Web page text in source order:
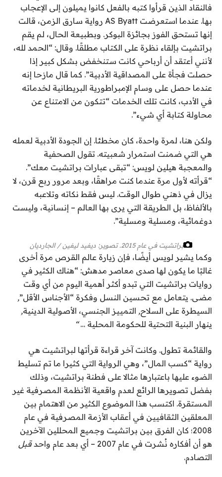
فالنقاد الذين قرأوا كتبه بالفعل كانوا يميلون إلى الإعجاب
بها. عندما استعرضت AS Byatt رواية سارق الزمن، قالت
إنها تستحق الفوز بجائزة البوكر. وبطبيعة الحال، لم يقم
براتشيت بإلقاء نظرة على الكتاب مطلقًا. وقال: “الحمد لله،
لأنني أعتقد أن أرباحي كانت ستنخفض بشكل كبير إذا
حصلت فجأة على المصداقية الأدبية”. كما قال مازحا إنه
عندما حصل على وسام الإمبراطورية البريطانية لخدماته
في الأدب، كانت تلك الخدمات “تتكون من الامتناع عن
محاولة كتابة أي شيء”.
ولكن هنا، لمرة واحدة، كان مخطئا. إن الجودة الأدبية لعمله
هي التي ضمنت استمرار شعبيته. تقول الصحفية
والمعجبة هيلين لويس: “تبقى عبارات براتشيت معك”.
“قرأته لأول مرة عندما كنت مراهقًا، وبعد مرور ربع قرن، لا
يزال في ذهني طوال الوقت. ليس فقط نكاته وتلاعبه
بالألفاظ، بل الطريقة التي يرى بها العالم – إنسانية، وليست
دوغمائية، ومسلية ومسلية”.
براتشيت في عام 2015. تصوير: ديفيد ليفين / الجارديان
وكما يشير لويس أيضًا، فإن زيارة عالم القرص مرة أخرى
غالبًا ما يكون لها صدى معاصر مدهش: “هناك الكثير في
روايات براتشيت التي تبدو أكثر أهمية اليوم من أي وقت
مضى. يتعامل مع تحسين النسل وفكرة “الأجناس الأقل”,
السيطرة على السلاح, التمييز الجنسي، الأصولية الدينية,
ينهار البنية التحتية للحكومة المحلية …
“
والقائمة تطول. وكانت آخر قراءة قرأتها لبراتشيت هي
رواية “كسب المال”، وهي الرواية التي كثيرا ما تم تسليط
الضوء عليها باعتبارها مثالا على فطنة براتشيت، وذلك
بفضل تصويرها الرائع لعدم واقعية الأنظمة المصرفية غير
المستقرة. اكتسب هذا الموضوع الكثير من الاهتمام بين
المعلقين الثقافيين في أعقاب الأزمة المصرفية في عام
2008؛ كان الفرق بين براتشيت وجميع المحللين الآخرين
هو أن أفكاره نُشرت في عام 2007 – أي بعد عام واحد
قبل
التصادم.